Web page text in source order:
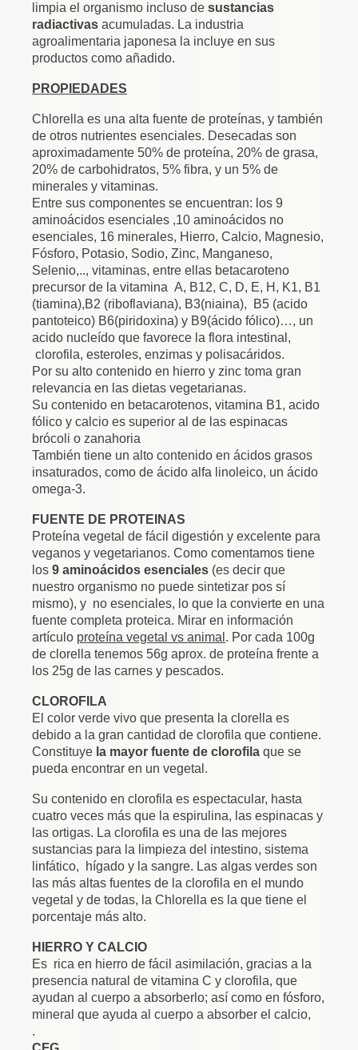
limpia el organismo incluso desustancias
radiactivas acumuladas. La industria
agroalimentaria japonesa la incluye en sus
productos como añadido.
PROPIEDADES
Chlorella es una alta fuente de proteínas, y también
de otros nutrientes esenciales. Desecadas son
aproximadamente 50% de proteína, 20% de grasa,
20% de carbohidratos, 5% fibra, y un 5% de
minerales y vitaminas.
Entre sus componentes se encuentran: los 9
aminoácidos esenciales ,10 aminoácidos no
esenciales, 16 minerales, Hierro, Calcio, Magnesio,
Fósforo, Potasio, Sodio, Zinc, Manganeso,
Selenio,.., vitaminas, entre ellas betacaroteno
precursor de la vitamina A, B12, C, D, E, H, K1, B1
(tiamina),B2 (riboflaviana), B3(niaina), B5 (acido
pantoteico) B6(piridoxina) y B9(ácido fólico)…, un
acido nucleído que favorece la flora intestinal,
clorofila, esteroles, enzimas y polisacáridos.
Por su alto contenido en hierro y zinc toma gran
relevancia en las dietas vegetarianas.
Su contenido en betacarotenos, vitamina B1, acido
fólico y calcio es superior al de las espinacas
brócoli o zanahoria
También tiene un alto contenido en ácidos grasos
insaturados, como de ácido alfa linoleico, un ácido
omega-3.
FUENTE DE PROTEINAS
Proteína vegetal de fácil digestión y excelente para
veganos y vegetarianos. Como comentamos tiene
los9 aminoácidos esenciales (es decir que
nuestro organismo no puede sintetizar pos sí
mismo), y no esenciales, lo que la convierte en una
fuente completa proteica. Mirar en información
artículo proteína vegetal vs animal . Por cada 100g
de clorella tenemos 56g aprox. de proteína frente a
los 25g de las carnes y pescados.
CLOROFILA
El color verde vivo que presenta la clorella es
debido a la gran cantidad de clorofila que contiene.
Constituye la mayor fuente de clorofila que se
pueda encontrar en un vegetal.
Su contenido en clorofila es espectacular, hasta
cuatro veces más que la espirulina, las espinacas y
las ortigas. La clorofila es una de las mejores
sustancias para la limpieza del intestino, sistema
linfático, hígado y la sangre. Las algas verdes son
las más altas fuentes de la clorofila en el mundo
vegetal y de todas, la Chlorella es la que tiene el
porcentaje más alto.
HIERRO Y CALCIO
Es rica en hierro de fácil asimilación, gracias a la
presencia natural de vitamina C y clorofila, que
ayudan al cuerpo a absorberlo; así como en fósforo,
mineral que ayuda al cuerpo a absorber el calcio,
.